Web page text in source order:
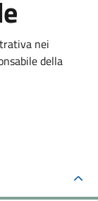
nei
della